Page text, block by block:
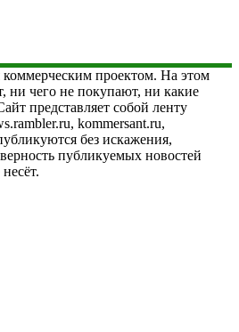
коммерческим проектом. На этом
ни чего не покупают, ни какие
представляет собой ленту
kommersant.ru,
без искажения,
публикуемых новостей